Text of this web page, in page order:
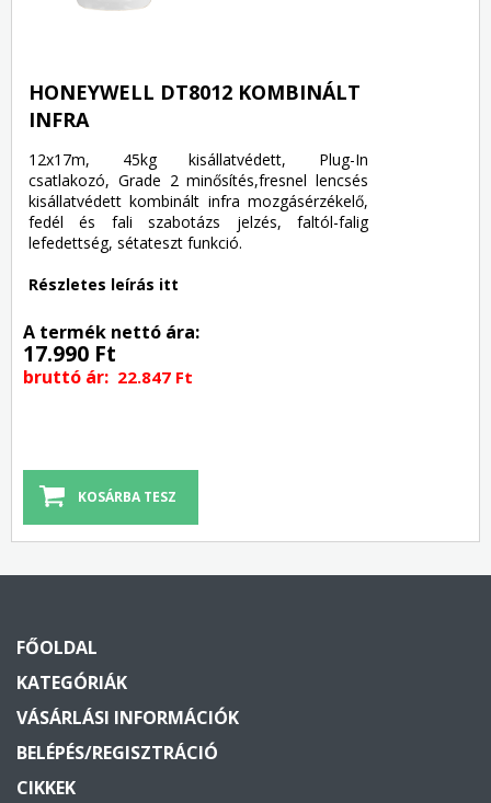
HONEYWELL DT8012 KOMBINÁLT
INFRA
12x17m, 45kg kisállatvédett, Plug-In
csatlakozó, Grade 2 minősítés,fresnel lencsés
kisállatvédett kombinált infra mozgásérzékelő,
fedél és fali szabotázs jelzés, faltól-falig
lefedettség, sétateszt funkció.
Részletes leírás itt
A termék nettó ára:
17.990 Ft
bruttó ár: 22.847 Ft
FŐOLDAL
KATEGÓRIÁK
VÁSÁRLÁSI INFORMÁCIÓK
BELÉPÉS/REGISZTRÁCIÓ
CIKKEK